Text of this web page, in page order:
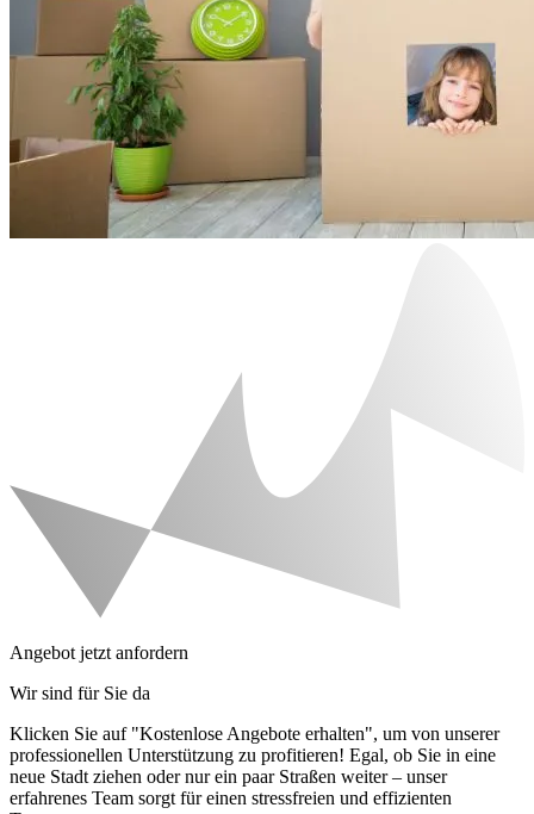
Angebot jetzt anfordern
Wir sind für Sie da
Klicken Sie auf "Kostenlose Angebote erhalten", um von unserer
professionellen Unterstützung zu profitieren! Egal, ob Sie in eine
neue Stadt ziehen oder nur ein paar Straßen weiter – unser
erfahrenes Team sorgt für einen stressfreien und effizienten